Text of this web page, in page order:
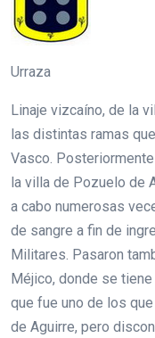
Urraza
Linaje vizcaíno, de la
las distintas ramas
Vasco.
la villa de Pozuelo de
a cabo numerosas
de sangre a fin de
Militares. Pasaron
Méjico, donde se
que fue uno de los
de Aguirre, pero